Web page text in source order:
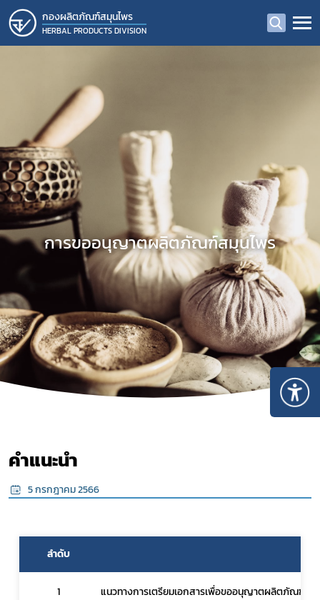
กองผลิตภัณฑ์สมุนไพร
HERBAL PRODUCTS DIVISION
การขออนุญาตผลิตภัณฑ์สมุนไพร
คำแนะนำ
5 กรกฎาคม 2566
ลำดับ
1 แนวทางการเตรียมเอกสารเพื่อขออนุญาตผลิตภัณฑ์สมุ